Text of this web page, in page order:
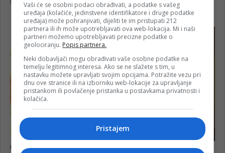
Vaši će se osobni podaci obrađivati, a podatke s vašeg
uređaja (kolačiće, jedinstvene identifikatore i druge podatke
uređaja) može pohranjivati, dijeliti te im pristupati 212
partnera ili ih može upotrebljavati ova web-lokacija. Mi i naši
partneri možemo upotrebljavati precizne podatke o
geolociranju. Popis partnera.
Neki dobavljači mogu obrađivati vaše osobne podatke na
temelju legitimnog interesa. Ako se ne slažete s tim, u
nastavku možete upravljati svojim opcijama. Potražite vezu pri
dnu ove stranice ili na izborniku web-lokacije za upravljanje
pristankom ili povlačenje pristanka u postavkama privatnosti i
kolačića.
Pristajem